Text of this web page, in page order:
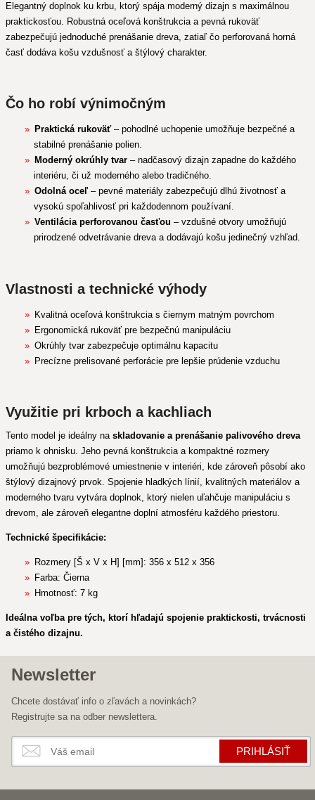
Elegantný doplnok ku krbu, ktorý spája moderný dizajn s maximálnou
praktickosťou. Robustná oceľová konštrukcia a pevná rukoväť
zabezpečujú jednoduché prenášanie dreva, zatiaľ čo perforovaná horná
časť dodáva košu vzdušnosť a štýlový charakter.
Čo ho robí výnimočným
Praktická rukoväť– pohodlné uchopenie umožňuje bezpečné a
stabilné prenášanie polien.
Moderný okrúhly tvar– nadčasový dizajn zapadne do každého
interiéru, či už moderného alebo tradičného.
Odolná oceľ– pevné materiály zabezpečujú dlhú životnosť a
vysokú spoľahlivosť pri každodennom používaní.
Ventilácia perforovanou časťou – vzdušné otvory umožňujú
prirodzené odvetrávanie dreva a dodávajú košu jedinečný vzhľad.
Vlastnosti a technické výhody
Kvalitná oceľová konštrukcia s čiernym matným povrchom
Ergonomická rukoväť pre bezpečnú manipuláciu
Okrúhly tvar zabezpečuje optimálnu kapacitu
Precízne prelisované perforácie pre lepšie prúdenie vzduchu
Využitie pri krboch a kachliach
Tento model je ideálny na skladovanie a prenášanie palivového dreva
priamo k ohnisku. Jeho pevná konštrukcia a kompaktné rozmery
umožňujú bezproblémové umiestnenie v interiéri, kde zároveň pôsobí ako
štýlový dizajnový prvok. Spojenie hladkých línií, kvalitných materiálov a
moderného tvaru vytvára doplnok, ktorý nielen uľahčuje manipuláciu s
drevom, ale zároveň elegantne doplní atmosféru každého priestoru.
Technické špecifikácie:
Rozmery [Š x V x H] [mm]: 356 x 512 x 356
Farba: Čierna
Hmotnosť: 7 kg
Ideálna voľba pre tých, ktorí hľadajú spojenie praktickosti, trvácnosti
a čistého dizajnu.
Newsletter
Chcete dostávať info o zľavách a novinkách?
Registrujte sa na odber newslettera.
PRIHLÁSIŤ